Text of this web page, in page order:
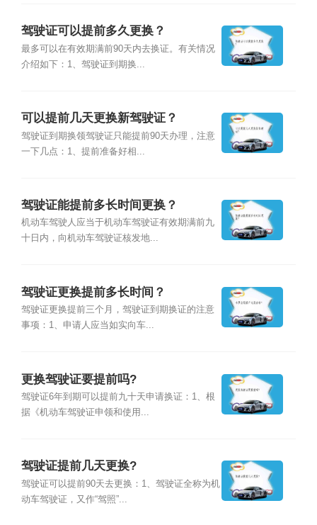
驾驶证可以提前多久更换？
最多可以在有效期满前90天内去换证。有关情况
介绍如下：1、驾驶证到期换...
可以提前几天更换新驾驶证？
驾驶证到期换领驾驶证只能提前90天办理，注意
一下几点：1、提前准备好相...
驾驶证能提前多长时间更换？
机动车驾驶人应当于机动车驾驶证有效期满前九
十日内，向机动车驾驶证核发地...
驾驶证更换提前多长时间？
驾驶证更换提前三个月，驾驶证到期换证的注意
事项：1、申请人应当如实向车...
更换驾驶证要提前吗?
驾驶证6年到期可以提前九十天申请换证：1、根
据《机动车驾驶证申领和使用...
驾驶证提前几天更换?
驾驶证可以提前90天去更换：1、驾驶证全称为机
动车驾驶证，又作“驾照”...